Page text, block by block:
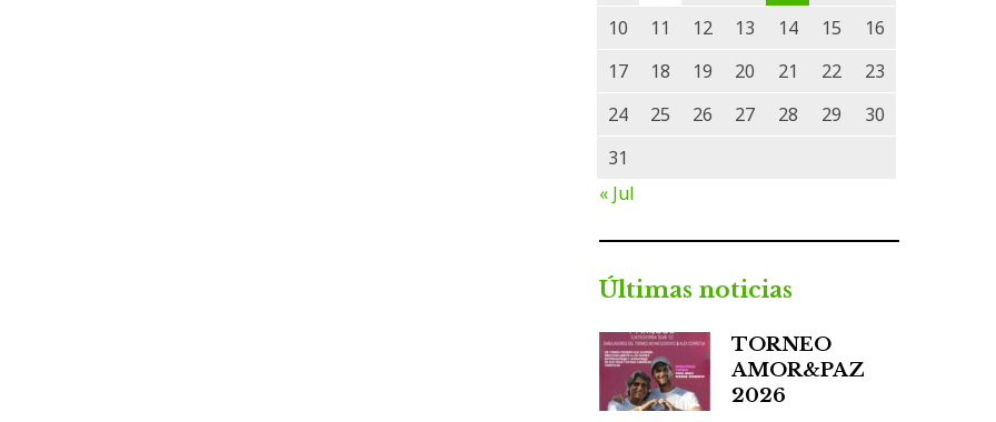
10
11 12 13 14 15
16
17
18 19 20 21 22
23
24
25 26 27 28 29
30
31
« Jul
Últimas noticias
TORNEO
AMOR&PAZ
2026